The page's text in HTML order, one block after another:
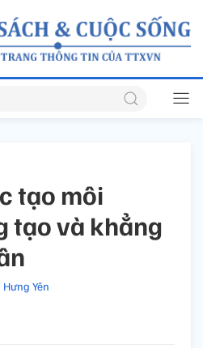
tạo môi
tạo và khẳng
Hưng Yên